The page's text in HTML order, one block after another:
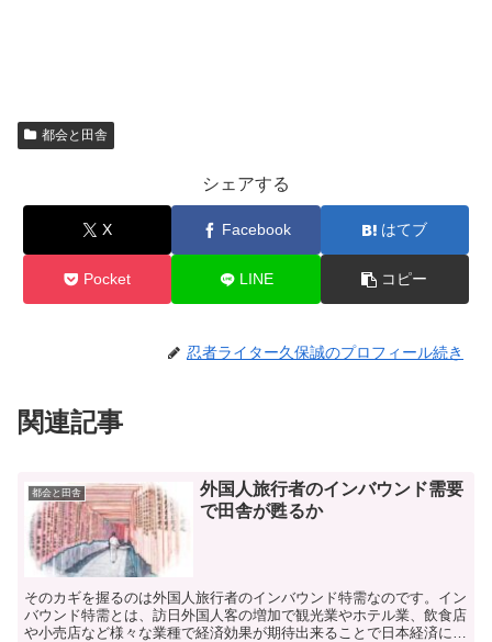
都会と田舎
シェアする
X Facebook はてブ
Pocket LINE コピー
忍者ライター久保誠のプロフィール続き
関連記事
都会と田舎
外国人旅行者のインバウンド需要
で田舎が甦るか
そのカギを握るのは外国人旅行者のインバウンド特需なのです。イン
バウンド特需とは、訪日外国人客の増加で観光業やホテル業、飲食店
や小売店など様々な業種で経済効果が期待出来ることで日本経済に良